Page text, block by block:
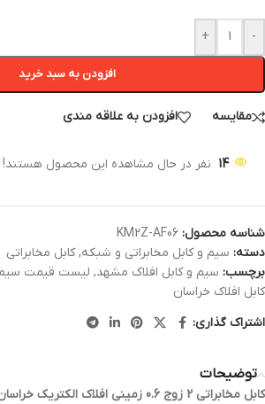
-
+
افزودن به سبد خرید
مقایسه افزودن به علاقه مندی
14 نفر در حال مشاهده این محصول هستند!
شناسه محصول: KM2Z-AF06
دسته: سیم و کابل مخابراتی و شبکه, کابل مخابراتی
برچسب: سیم و کابل افلاک مشهد, لیست قیمت سیم
کابل افلاک خراسان
اشتراک گذاری:
توضیحات
کابل مخابراتی 2 زوج 0.6 زمینی افلاک الکتریک خراسان